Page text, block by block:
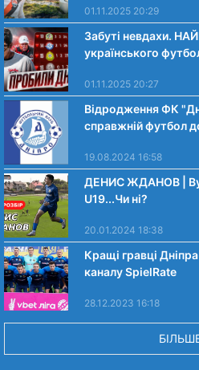
01.11.2025 20:29
Забуті невдахи.
українського
01.11.2025 20:27
Відродження ФК
справжній футбол
19.08.2024 16:58
ДЕНИС ЖДАНОВ |
U19...Чи нi?
20.01.2024 18:38
Кращі гравці
каналу SpielRate
28.12.2023 16:18